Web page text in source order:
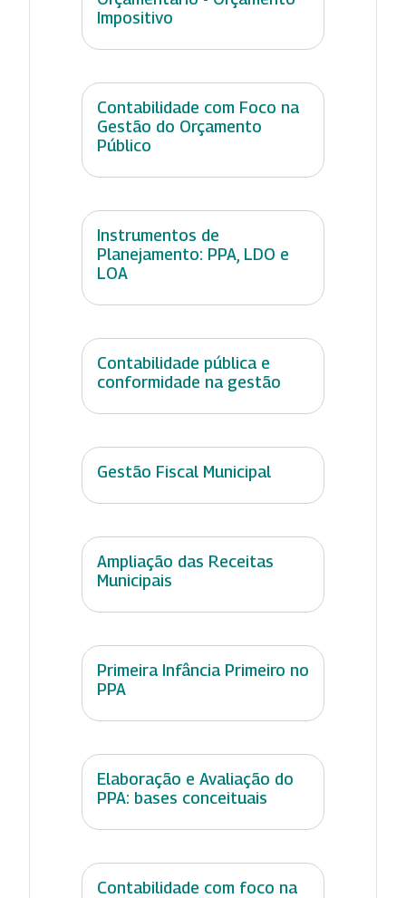
Impositivo
Contabilidade com Foco na
Gestão do Orçamento
Público
Instrumentos de
Planejamento: PPA, LDO e
LOA
Contabilidade pública e
conformidade na gestão
Gestão Fiscal Municipal
Ampliação das Receitas
Municipais
Primeira Infância Primeiro no
PPA
Elaboração e Avaliação do
PPA: bases conceituais
Contabilidade com foco na